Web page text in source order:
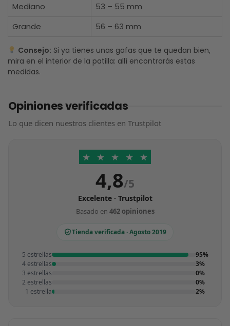
Mediano
53 – 55 mm
Grande
56 – 63 mm
Consejo: Si ya tienes unas gafas que te quedan bien,
mira en el interior de la patilla: allí encontrarás estas
medidas.
Opiniones verificadas
Lo que dicen nuestros clientes en Trustpilot
★ ★ ★ ★ ★
4,8/5
Excelente · Trustpilot
Basado en 462 opiniones
Tienda verificada · Agosto 2019
5 estrellas
95%
4 estrellas
3%
3 estrellas
0%
2 estrellas
0%
1 estrella
2%